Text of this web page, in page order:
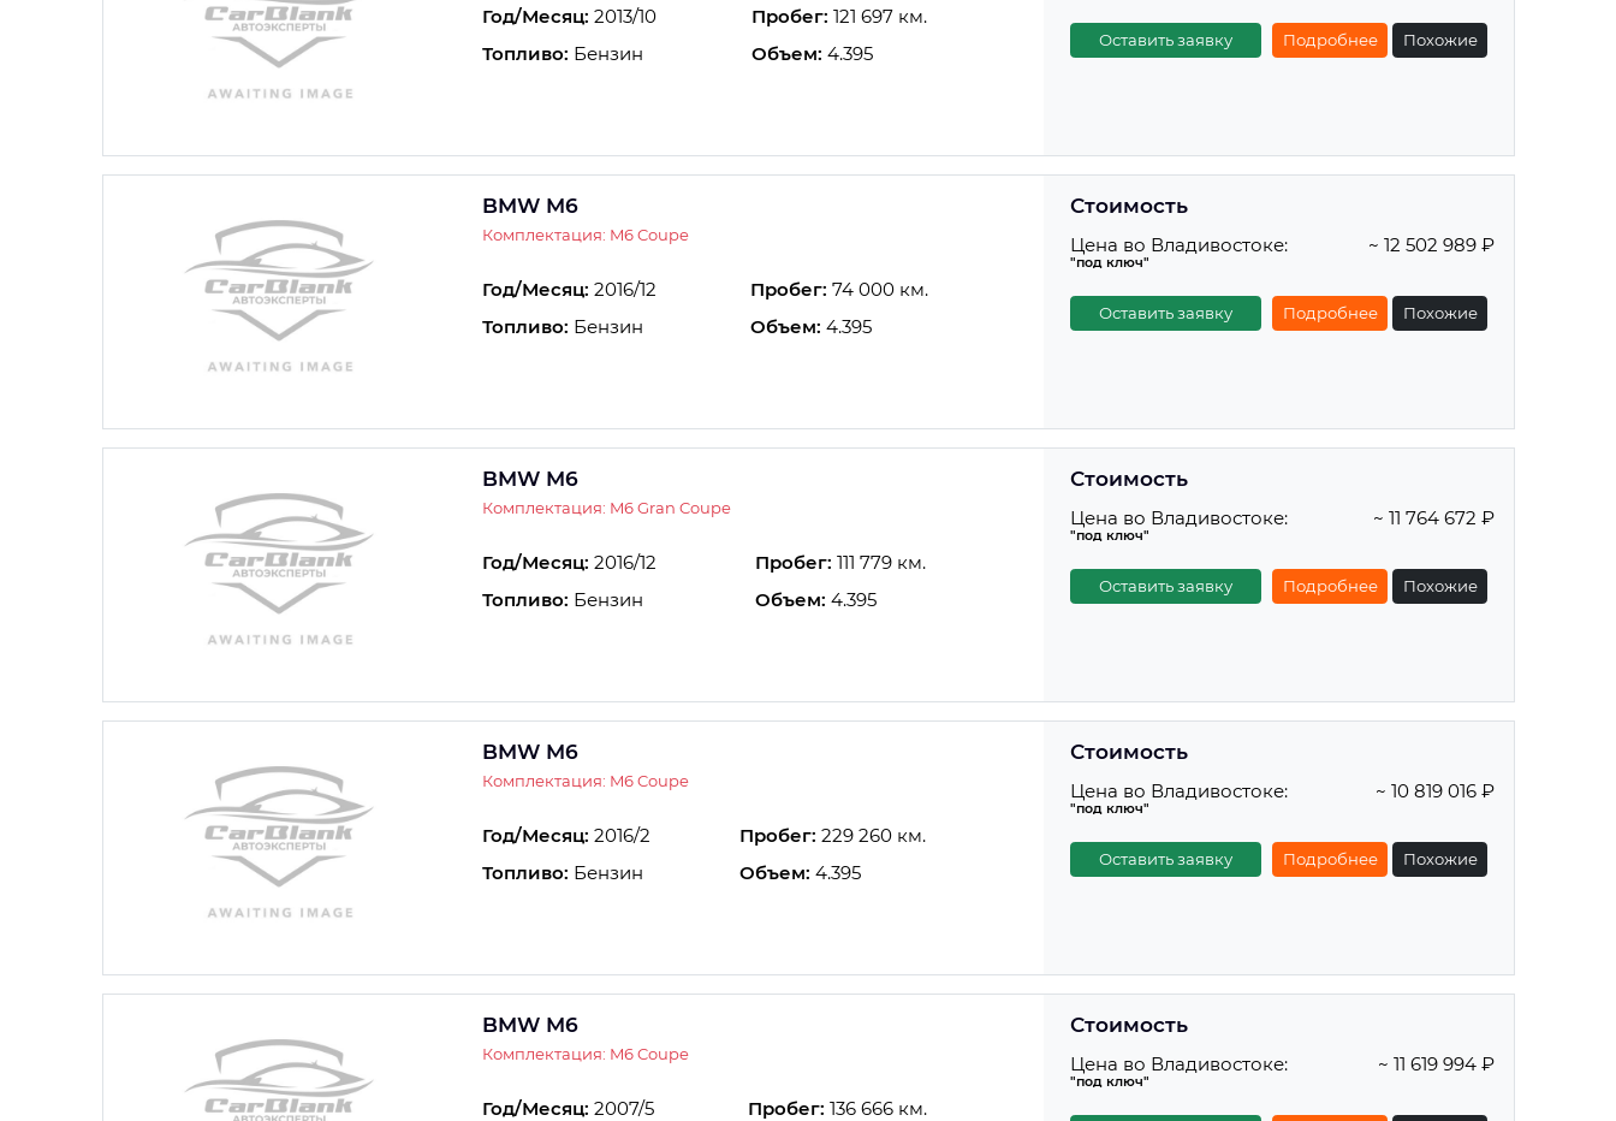
Год/Месяц: 2013/10 Пробег: 121 697 км.
Топливо: Бензин Объем: 4.395
Оставить заявку Подробнее Похожие
BMW M6
Комплектация: M6 Coupe
Год/Месяц: 2016/12 Пробег: 74 000 км.
Топливо: Бензин Объем: 4.395
Стоимость
Цена во Владивостоке:
"под ключ"
~ 12 502 989 ₽
Оставить заявку Подробнее Похожие
BMW M6
Комплектация: M6 Gran Coupe
Год/Месяц: 2016/12 Пробег: 111 779 км.
Топливо: Бензин Объем: 4.395
Стоимость
Цена во Владивостоке:
"под ключ"
~ 11 764 672 ₽
Оставить заявку Подробнее Похожие
BMW M6
Комплектация: M6 Coupe
Год/Месяц: 2016/2 Пробег: 229 260 км.
Топливо: Бензин Объем: 4.395
Стоимость
Цена во Владивостоке:
"под ключ"
~ 10 819 016 ₽
Оставить заявку Подробнее Похожие
BMW M6
Комплектация: M6 Coupe
Год/Месяц: 2007/5 Пробег: 136 666 км.
Стоимость
Цена во Владивостоке:
"под ключ"
~ 11 619 994 ₽